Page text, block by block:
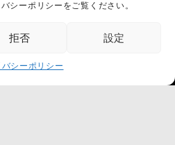
シーポリシーをご覧ください。
拒否 設定
バシーポリシー